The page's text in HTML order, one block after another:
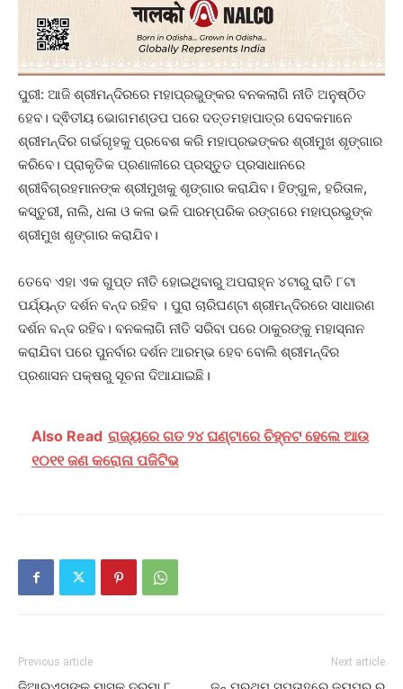
ପୁରୀ: ଆଜି ଶ୍ରୀମନ୍ଦିରରେ ମହାପ୍ରଭୁଙ୍କର ବନକଲାଗି ନୀତି ଅନୁଷ୍ଠିତ
ହେବ। ଦ୍ଵିତୀୟ ଭୋଗମଣ୍ଡପ ପରେ ଦତ୍ତମହାପାତ୍ର ସେବକମାନେ
ଶ୍ରୀମନ୍ଦିର ଗର୍ଭଗୃହକୁ ପ୍ରବେଶ କରି ମହାପ୍ରଭଙ୍କର ଶ୍ରୀମୁଖ ଶୃଙ୍ଗାର
କରିବେ। ପ୍ରାକୃତିକ ପ୍ରଣାଳୀରେ ପ୍ରସ୍ତୁତ ପ୍ରସାଧାନରେ
ଶ୍ରୀବିଗ୍ରହମାନଙ୍କ ଶ୍ରୀମୁଖକୁ ଶୃଙ୍ଗାର କରାଯିବ। ହିଙ୍ଗୁଳ, ହରିତାଳ,
କସ୍ତୁରୀ, ନାଲି, ଧଳା ଓ କଳା ଭଳି ପାରମ୍ପରିକ ରଙ୍ଗରେ ମହାପ୍ରଭୁଙ୍କ
ଶ୍ରୀମୁଖ ଶୃଙ୍ଗାର କରାଯିବ।
ତେବେ ଏହା ଏକ ଗୁପ୍ତ ନୀତି ହୋଇଥିବାରୁ ଅପରାହ୍ନ ୪ଟାରୁ ରାତି ୮ଟା
ପର୍ଯ୍ୟନ୍ତ ଦର୍ଶନ ବନ୍ଦ ରହିବ । ପୁରା ଚାରିଘଣ୍ଟା ଶ୍ରୀମନ୍ଦିରରେ ସାଧାରଣ
ଦର୍ଶନ ବନ୍ଦ ରହିବ। ବନକଲାଗି ନୀତି ସରିବା ପରେ ଠାକୁରଙ୍କୁ ମହାସ୍ନାନ
କରାଯିବା ପରେ ପୁନର୍ବାର ଦର୍ଶନ ଆରମ୍ଭ ହେବ ବୋଲି ଶ୍ରୀମନ୍ଦିର
ପ୍ରଶାସନ ପକ୍ଷରୁ ସୂଚନା ଦିଆଯାଇଛି।
Also Read ରାଜ୍ୟରେ ଗତ ୨୪ ଘଣ୍ଟାରେ ଚିହ୍ନଟ ହେଲେ ଆଉ
୧୦୧୧ ଜଣ କରୋନା ପଜିଟିଭ
Previous article Next article